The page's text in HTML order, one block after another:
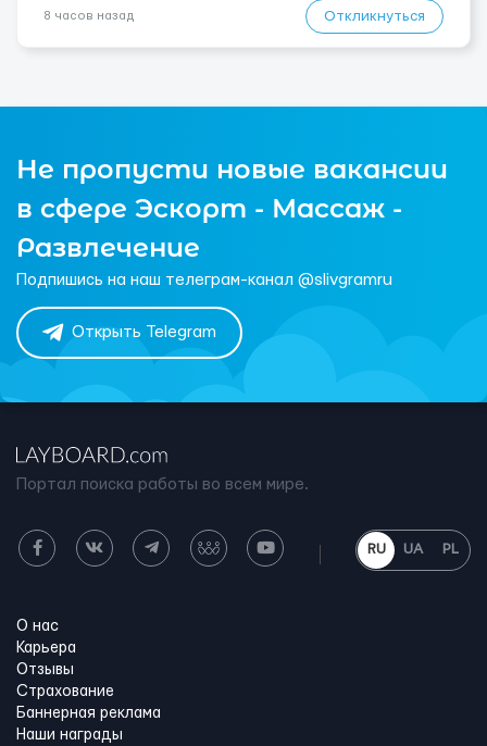
8 часов назад Откликнуться
Не пропусти новые вакансии
в сфере Эскорт - Массаж -
Развлечение
Подпишись на наш телеграм-канал @slivgramru
Открыть Telegram
Портал поиска работы во всем мире.
RU UA PL
О нас
Карьера
Отзывы
Страхование
Баннерная реклама
Наши награды